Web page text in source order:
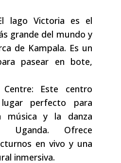
lago Victoria es el
grande del mundo y
de Kampala. Es un
pasear en bote,
Este centro
perfecto para
música y la danza
Uganda. Ofrece
en vivo y una
inmersiva.